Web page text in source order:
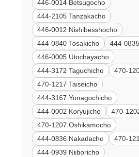
446-0014 Betsugocho
444-2105 Tanzakacho
446-0012 Nishibesshocho
444-0840 Tosakicho
444-
446-0005 Utochayacho
444-3172 Taguchicho
470-
470-1217 Taiseicho
444-3167 Yonagochicho
444-0002 Koryujicho
470-
470-1207 Oshikamocho
444-0836 Nakadacho
470-
444-0939 Niiboricho